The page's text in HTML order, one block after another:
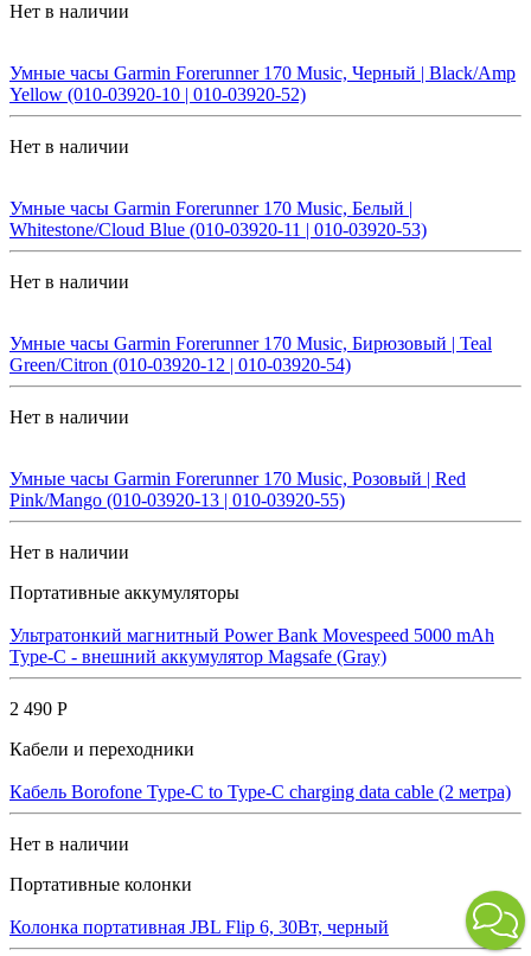
Нет в наличии
Умные часы Garmin Forerunner 170 Music, Черный | Black/Amp
Yellow (010-03920-10 | 010-03920-52)
Нет в наличии
Умные часы Garmin Forerunner 170 Music, Белый |
Whitestone/Cloud Blue (010-03920-11 | 010-03920-53)
Нет в наличии
Умные часы Garmin Forerunner 170 Music, Бирюзовый | Teal
Green/Citron (010-03920-12 | 010-03920-54)
Нет в наличии
Умные часы Garmin Forerunner 170 Music, Розовый | Red
Pink/Mango (010-03920-13 | 010-03920-55)
Нет в наличии
Портативные аккумуляторы
Ультратонкий магнитный Power Bank Movespeed 5000 mAh
Type-C - внешний аккумулятор Magsafe (Gray)
2 490 Р
Кабели и переходники
Кабель Borofone Type-C to Type-C charging data cable (2 метра)
Нет в наличии
Портативные колонки
Колонка портативная JBL Flip 6, 30Вт, черный